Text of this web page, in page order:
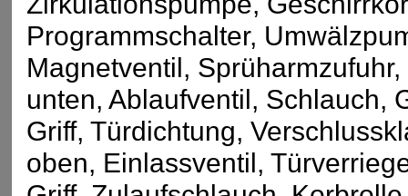
Programmschalter,
Magnetventil,
unten, Ablaufventil, Schlauch,
Griff, Türdichtung,
oben, Einlassventil,